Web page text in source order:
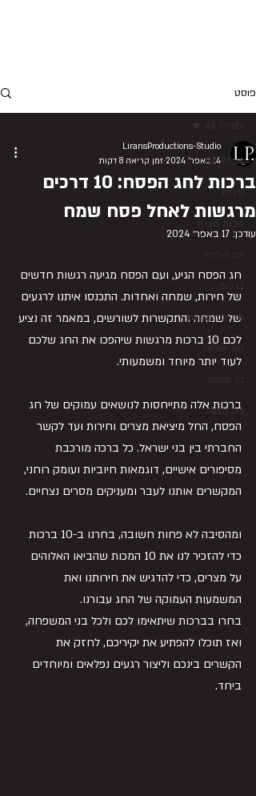
פוסט
All Posts
מצגת
שירים למצגות
בת מצווה
ברכות לחג הפסח: 10 דרכים
מרגשות לאחל פסח שמח
LiransProductions-Studio
14 באפר׳ 2024
זמן קריאה 8 דקות
עודכן: 17 באפר׳ 2024
חג הפסח הגיע, ועם הפסח מגיעה רגשות חדשים
של חירות, שמחה ואחדות. התכנסו איתנו לרגעים
של שמחה והתקשרות לשורשים, במאמר זה נציע
לכם 10 ברכות מרגשות שיהפכו את החג שלכם
לעוד יותר מיוחד ומשמעותי.
ברכות אלה מתייחסות לנושאים עמוקים של חג
הפסח, החל מיציאת מצרים וחירות ועד לקשר
החברתי בין בני ישראל. כל ברכה מורכבת
מסיפורים אישיים, דוגמאות חיוביות ועומק רוחני,
המקשרים אותנו לעבר ומעניקים מסרים נצחיים.
ומהסיבה לא פחות חשובה, בחרנו ב-10 ברכות
כדי להזכיר לנו את 10 המכות שהביאו האלוהים
על מצרים, כדי להדגיש את חירותנו ואת
המשמעות העמוקה של החג עבורנו.
בחרו בברכות שיתאימו לכם ולכל בני המשפחה,
ואז תוכלו להפתיע את יקיריכם, לחזק את
הקשרים בינכם וליצור רגעים נפלאים ומיוחדים
ביחד.